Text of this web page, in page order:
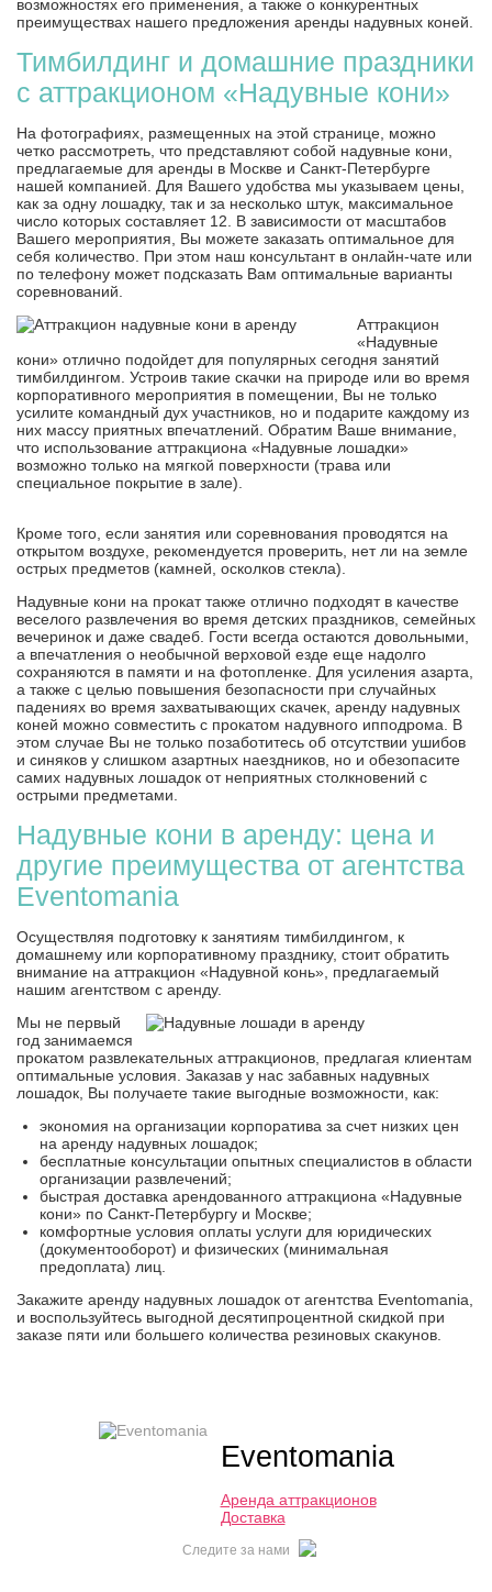
возможностях его применения, а также о конкурентных
преимуществах нашего предложения аренды надувных коней.
Тимбилдинг и домашние праздники
с аттракционом «Надувные кони»
На фотографиях, размещенных на этой странице, можно
четко рассмотреть, что представляют собой надувные кони,
предлагаемые для аренды в Москве и Санкт-Петербурге
нашей компанией. Для Вашего удобства мы указываем цены,
как за одну лошадку, так и за несколько штук, максимальное
число которых составляет 12. В зависимости от масштабов
Вашего мероприятия, Вы можете заказать оптимальное для
себя количество. При этом наш консультант в онлайн-чате или
по телефону может подсказать Вам оптимальные варианты
соревнований.
Аттракцион
«Надувные
кони» отлично подойдет для популярных сегодня занятий
тимбилдингом. Устроив такие скачки на природе или во время
корпоративного мероприятия в помещении, Вы не только
усилите командный дух участников, но и подарите каждому из
них массу приятных впечатлений. Обратим Ваше внимание,
что использование аттракциона «Надувные лошадки»
возможно только на мягкой поверхности (трава или
специальное покрытие в зале).
Кроме того, если занятия или соревнования проводятся на
открытом воздухе, рекомендуется проверить, нет ли на земле
острых предметов (камней, осколков стекла).
Надувные кони на прокат также отлично подходят в качестве
веселого развлечения во время детских праздников, семейных
вечеринок и даже свадеб. Гости всегда остаются довольными,
а впечатления о необычной верховой езде еще надолго
сохраняются в памяти и на фотопленке. Для усиления азарта,
а также с целью повышения безопасности при случайных
падениях во время захватывающих скачек, аренду надувных
коней можно совместить с прокатом надувного ипподрома. В
этом случае Вы не только позаботитесь об отсутствии ушибов
и синяков у слишком азартных наездников, но и обезопасите
самих надувных лошадок от неприятных столкновений с
острыми предметами.
Надувные кони в аренду: цена и
другие преимущества от агентства
Eventomania
Осуществляя подготовку к занятиям тимбилдингом, к
домашнему или корпоративному празднику, стоит обратить
внимание на аттракцион «Надувной конь», предлагаемый
нашим агентством с аренду.
Мы не первый
год занимаемся
прокатом развлекательных аттракционов, предлагая клиентам
оптимальные условия. Заказав у нас забавных надувных
лошадок, Вы получаете такие выгодные возможности, как:
экономия на организации корпоратива за счет низких цен
на аренду надувных лошадок;
бесплатные консультации опытных специалистов в области
организации развлечений;
быстрая доставка арендованного аттракциона «Надувные
кони» по Санкт-Петербургу и Москве;
комфортные условия оплаты услуги для юридических
(документооборот) и физических (минимальная
предоплата) лиц.
Закажите аренду надувных лошадок от агентства Eventomania,
и воспользуйтесь выгодной десятипроцентной скидкой при
заказе пяти или большего количества резиновых скакунов.
Eventomania
Аренда аттракционов
Доставка
Следите за нами